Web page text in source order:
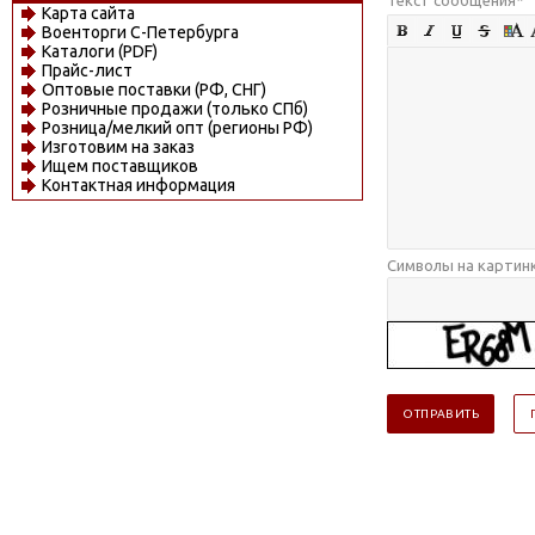
Карта сайта
Военторги С-Петербурга
Каталоги (PDF)
Прайс-лист
Оптовые поставки (РФ, СНГ)
Розничные продажи (только СПб)
Розница/мелкий опт (регионы РФ)
Изготовим на заказ
Ищем поставщиков
Контактная информация
Символы на